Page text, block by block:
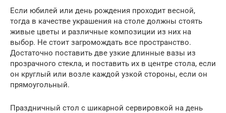
Если юбилей или день рождения проходит весной,
тогда в качестве украшения на столе должны стоять
живые цветы и различные композиции из них на
выбор. Не стоит загромождать все пространство.
Достаточно поставить две узкие длинные вазы из
прозрачного стекла, и поставить их в центре стола, если
он круглый или возле каждой узкой стороны, если он
прямоугольный.
Праздничный стол с шикарной сервировкой на день